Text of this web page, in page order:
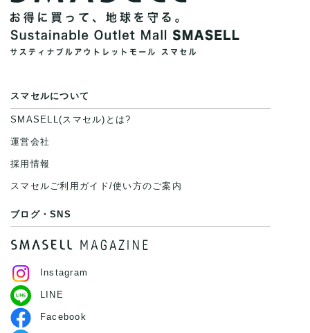
スマセルについて
SMASELL(スマセル)とは?
運営会社
採用情報
スマセルご利用ガイド/使い方のご案内
ブログ・SNS
Instagram
LINE
Facebook